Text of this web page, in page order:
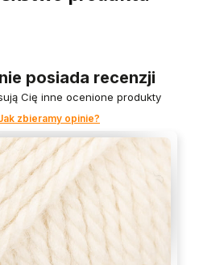
posiada recenzji
Cię inne ocenione produkty
zbieramy opinie?